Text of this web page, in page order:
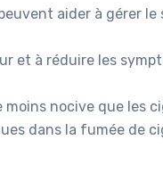
aider à gérer le
et à réduire les
moins nocive que les
dans la fumée de